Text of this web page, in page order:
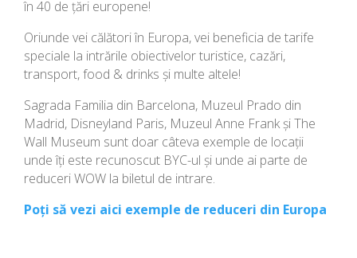
în 40 de țări europene!
Oriunde vei călători în Europa, vei beneficia de tarife
speciale la intrările obiectivelor turistice, cazări,
transport, food & drinks și multe altele!
Sagrada Familia din Barcelona, Muzeul Prado din
Madrid, Disneyland Paris, Muzeul Anne Frank și The
Wall Museum sunt doar câteva exemple de locații
unde îți este recunoscut BYC-ul și unde ai parte de
reduceri WOW la biletul de intrare.
Poți să vezi aici exemple de reduceri din Europa